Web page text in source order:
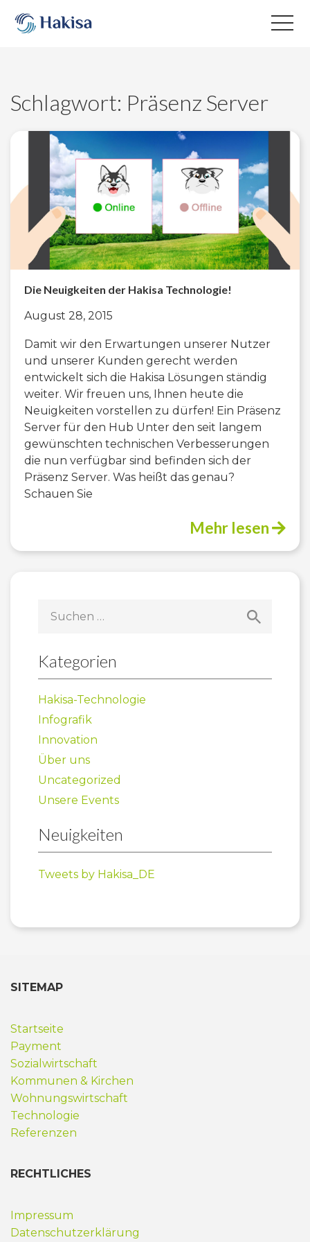
content
Schlagwort: Präsenz Server
Die Neuigkeiten der Hakisa Technologie!
August 28, 2015
Damit wir den Erwartungen unserer Nutzer
und unserer Kunden gerecht werden
entwickelt sich die Hakisa Lösungen ständig
weiter. Wir freuen uns, Ihnen heute die
Neuigkeiten vorstellen zu dürfen! Ein Präsenz
Server für den Hub Unter den seit langem
gewünschten technischen Verbesserungen
die nun verfügbar sind befinden sich der
Präsenz Server. Was heißt das genau?
Schauen Sie
Mehr lesen
nach:
Kategorien
Hakisa-Technologie
Infografik
Innovation
Über uns
Uncategorized
Unsere Events
Neuigkeiten
Tweets by Hakisa_DE
SITEMAP
Startseite
Payment
Sozialwirtschaft
Kommunen & Kirchen
Wohnungswirtschaft
Technologie
Referenzen
RECHTLICHES
Impressum
Datenschutzerklärung